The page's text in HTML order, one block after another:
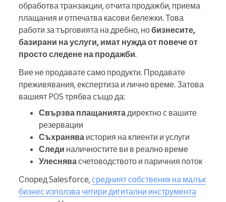
обработва транзакции, отчита продажби, приема
плащания и отпечатва касови бележки. Това
работи за търговията на дребно, нобизнесите,
базирани на услуги, имат нужда от повече от
просто следене на продажби.
Вие не продавате само продукти. Продавате
преживявания, експертиза и лично време. Затова
вашият POS трябва също да:
Свързва плащаниятадиректно с вашите
резервации
Съхранява история на клиенти и услуги
Следи наличностите ви в реално време
Улеснявасчетоводството и паричния поток
Според Salesforce, средният собственик на малък
бизнес използва четири дигитални инструмента